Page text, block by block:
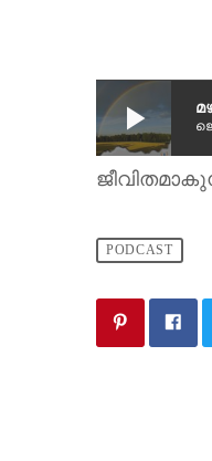
play_arrow
PODCAST